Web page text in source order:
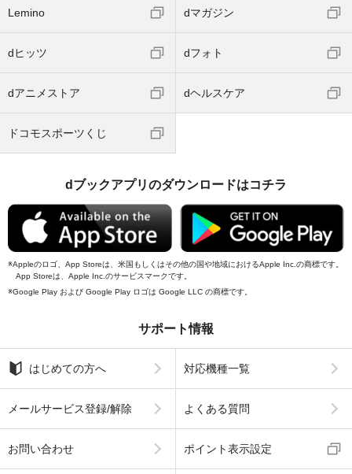
Lemino dマガジン
dヒッツ dフォト
dアニメストア dヘルスケア
ドコモスポーツくじ
dブックアプリのダウンロードはコチラ
Appleのロゴ、App Storeは、米国もしくはその他の国や地域におけるApple Inc.の商標です。
App Storeは、Apple Inc.のサービスマークです。
Google Play および Google Play ロゴは Google LLC の商標です。
サポート情報
はじめての方へ 対応機種一覧
メールサービス登録/解除 よくある質問
お問い合わせ ポイント表示設定